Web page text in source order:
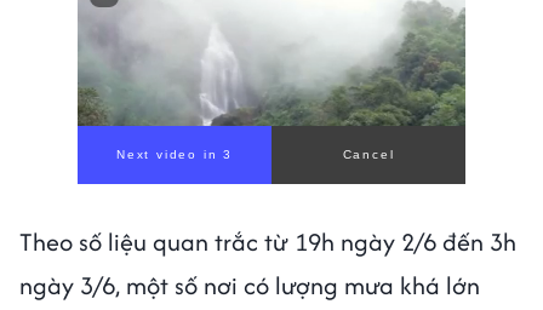
Next video in 1 Cancel
Theo số liệu quan trắc từ 19h ngày 2/6 đến 3h
ngày 3/6, một số nơi có lượng mưa khá lớn